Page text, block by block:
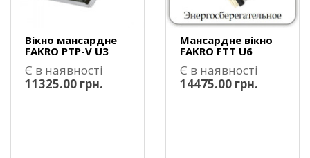
Вікно мансардне
FAKRO PTP-V U3
Є в наявності
11325.00 грн.
Мансардне вікно
FAKRO FTT U6
Є в наявності
14475.00 грн.